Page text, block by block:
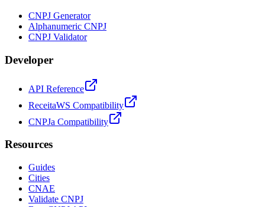
CNPJ Generator
Alphanumeric CNPJ
CNPJ Validator
Developer
API Reference
ReceitaWS Compatibility
CNPJa Compatibility
Resources
Guides
Cities
CNAE
Validate CNPJ